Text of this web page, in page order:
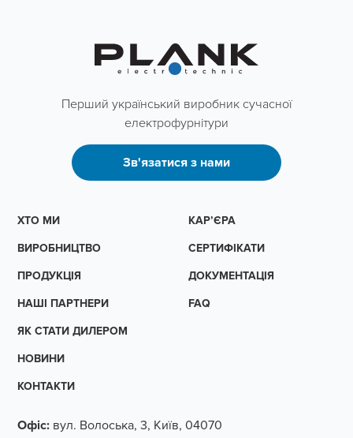
Перший український виробник сучасної
електрофурнітури
Зв'язатися з нами
ХТО МИ
ВИРОБНИЦТВО
ПРОДУКЦІЯ
НАШІ ПАРТНЕРИ
ЯК СТАТИ ДИЛЕРОМ
НОВИНИ
КОНТАКТИ
КАР’ЄРА
СЕРТИФІКАТИ
ДОКУМЕНТАЦІЯ
FAQ
Офіс: вул. Волоська, 3, Київ, 04070